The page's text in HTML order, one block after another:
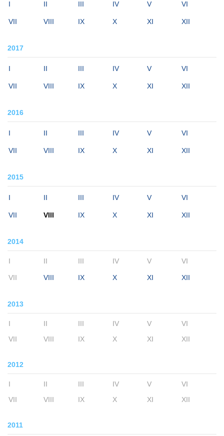
I II III IV V VI
VII VIII IX X XI XII
2017
I II III IV V VI
VII VIII IX X XI XII
2016
I II III IV V VI
VII VIII IX X XI XII
2015
I II III IV V VI
VII VIII IX X XI XII
2014
I II III IV V VI
VII VIII IX X XI XII
2013
I II III IV V
VI
VII
VIII IX X XI XII
2012
I II III IV V
VI
VII
VIII IX X XI XII
2011